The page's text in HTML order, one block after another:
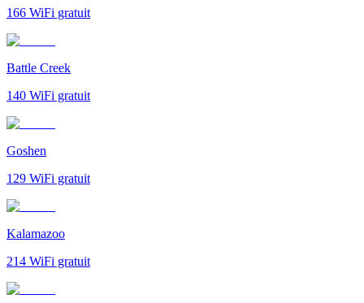
166 WiFi gratuit
Battle Creek
140 WiFi gratuit
Goshen
129 WiFi gratuit
Kalamazoo
214 WiFi gratuit